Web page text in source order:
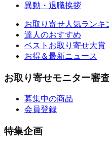
異動・退職挨拶
お取り寄せ人気ランキ
達人のおすすめ
ベストお取り寄せ大賞
お得＆最新ニュース
お取り寄せモニター審
募集中の商品
会員登録
特集企画